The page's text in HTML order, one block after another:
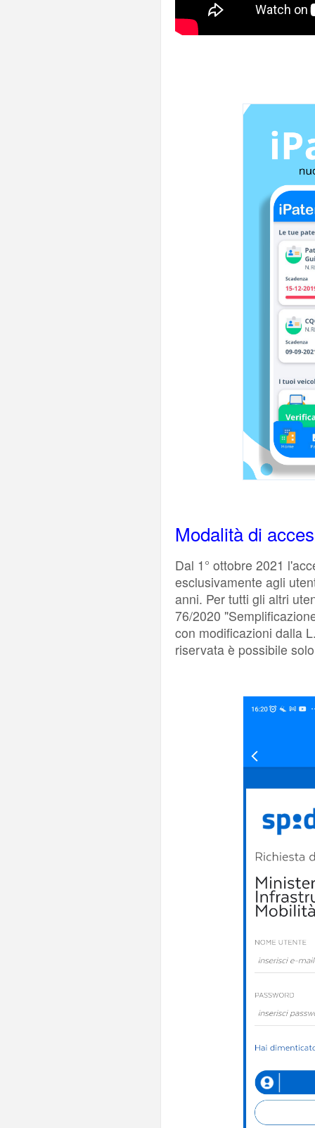
Modalità di
Dal 1° ottobre 2021
esclusivamente agli
anni. Per tutti gli altri
76/2020
con modificazioni dalla
riservata è possibile